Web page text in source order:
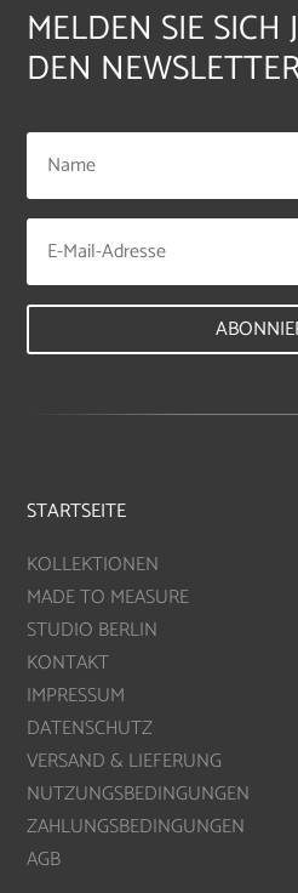
MELDEN SIE SICH
DEN
STARTSEITE
KOLLEKTIONEN
MADE TO MEASURE
STUDIO BERLIN
KONTAKT
IMPRESSUM
DATENSCHUTZ
VERSAND & LIEFERUNG
NUTZUNGSBEDINGUNGEN
ZAHLUNGSBEDINGUNGEN
AGB